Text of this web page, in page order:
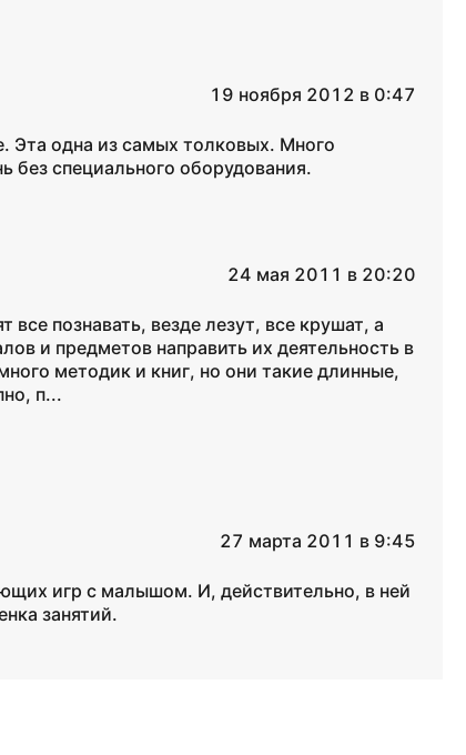
19 ноября 2012 в 0:47
Эта одна из самых толковых. Много
без специального оборудования.
24 мая 2011 в 20:20
все познавать, везде лезут, все крушат, а
и предметов направить их деятельность в
методик и книг, но они такие длинные,
п...
27 марта 2011 в 9:45
игр с малышом. И, действительно, в ней
занятий.